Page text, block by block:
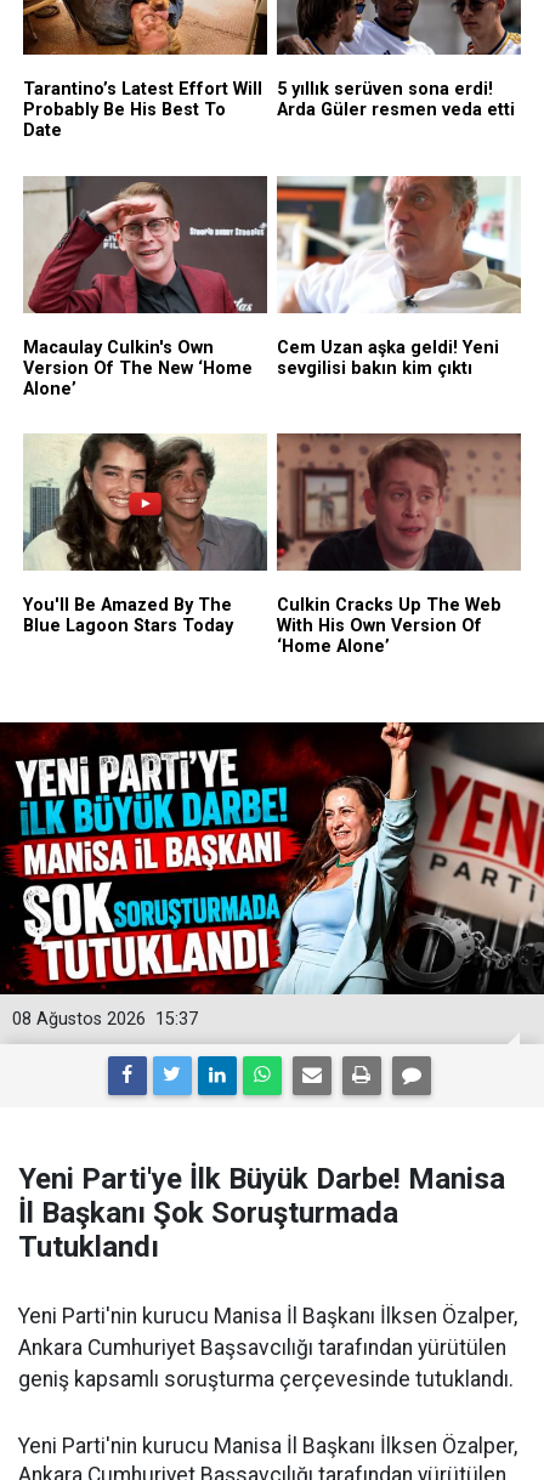
15:37
08 Ağustos 2026
Yeni Parti'ye İlk Büyük Darbe! Manisa
İl Başkanı Şok Soruşturmada
Tutuklandı
Yeni Parti'nin kurucu Manisa İl Başkanı İlksen Özalper,
Ankara Cumhuriyet Başsavcılığı tarafından yürütülen
geniş kapsamlı soruşturma çerçevesinde tutuklandı.
Yeni Parti'nin kurucu Manisa İl Başkanı İlksen Özalper,